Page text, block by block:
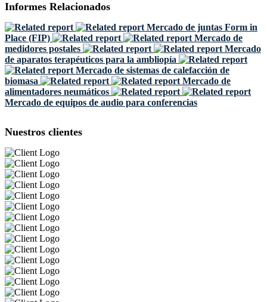
Informes Relacionados
Mercado de juntas Form in
Place (FIP)
Mercado de
medidores postales
Mercado
de aparatos terapéuticos para la ambliopía
Mercado de sistemas de calefacción de
biomasa
Mercado de
alimentadores neumáticos
Mercado de equipos de audio para conferencias
Nuestros clientes